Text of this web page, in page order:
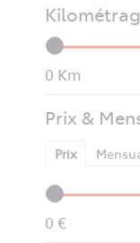
0
Prix &
Prix
0